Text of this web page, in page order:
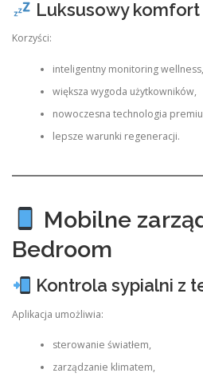
Luksusowy komfort
Korzyści:
inteligentny monitoring wellness,
większa wygoda użytkowników,
nowoczesna technologia
lepsze warunki regeneracji.
Mobilne
Bedroom
Kontrola sypialni z
Aplikacja umożliwia:
sterowanie światłem,
zarządzanie klimatem,